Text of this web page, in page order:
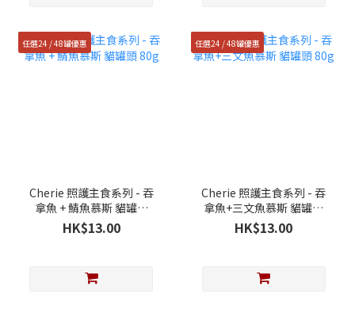
任選24 / 48罐優惠
Cherie 照護主食系列 - 吞
拿魚 + 鯖魚慕斯 貓罐頭
80g
HK$13.00
任選24 / 48罐優惠
Cherie 照護主食系列 - 吞
拿魚+三文魚慕斯 貓罐頭
80g
HK$13.00